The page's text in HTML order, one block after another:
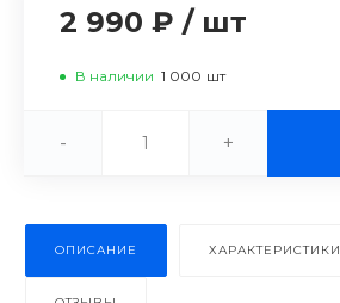
2 990 ₽ / шт
В наличии 1 000 шт
- +
ОПИСАНИЕ ХАРАКТЕРИСТИКИ